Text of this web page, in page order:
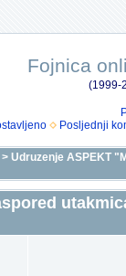
Fojnica
(1999-
Posljednji
> Udruzenje ASPEKT